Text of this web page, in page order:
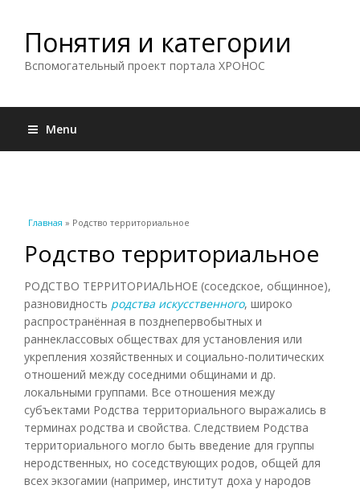
Понятия и категории
Вспомогательный проект портала ХРОНОС
Menu
Вы здесь
Главная » Родство территориальное
Родство территориальное
РОДСТВО ТЕРРИТОРИАЛЬНОЕ (соседское, общинное),
разновидность родства искусственного, широко
распространённая в позднепервобытных и
раннеклассовых обществах для установления или
укрепления хозяйственных и социально-политических
отношений между соседними общинами и др.
локальными группами. Все отношения между
субъектами Родства территориального выражались в
терминах родства и свойства. Следствием Родства
территориального могло быть введение для группы
неродственных, но соседствующих родов, общей для
всех экзогамии (например, институт доха у народов